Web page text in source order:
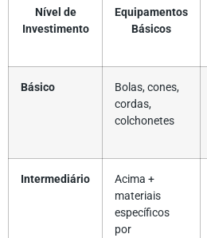
Nível de
Investimento
Equipamentos
Básicos
Básico
Bolas, cones,
cordas,
colchonetes
Intermediário
Acima +
materiais
específicos
por